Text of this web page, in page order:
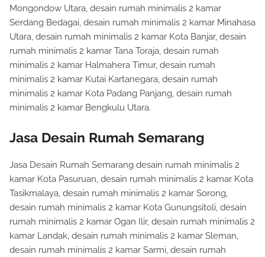
Mongondow Utara, desain rumah minimalis 2 kamar
Serdang Bedagai, desain rumah minimalis 2 kamar Minahasa
Utara, desain rumah minimalis 2 kamar Kota Banjar, desain
rumah minimalis 2 kamar Tana Toraja, desain rumah
minimalis 2 kamar Halmahera Timur, desain rumah
minimalis 2 kamar Kutai Kartanegara, desain rumah
minimalis 2 kamar Kota Padang Panjang, desain rumah
minimalis 2 kamar Bengkulu Utara.
Jasa Desain Rumah Semarang
Jasa Desain Rumah Semarang desain rumah minimalis 2
kamar Kota Pasuruan, desain rumah minimalis 2 kamar Kota
Tasikmalaya, desain rumah minimalis 2 kamar Sorong,
desain rumah minimalis 2 kamar Kota Gunungsitoli, desain
rumah minimalis 2 kamar Ogan Ilir, desain rumah minimalis 2
kamar Landak, desain rumah minimalis 2 kamar Sleman,
desain rumah minimalis 2 kamar Sarmi, desain rumah